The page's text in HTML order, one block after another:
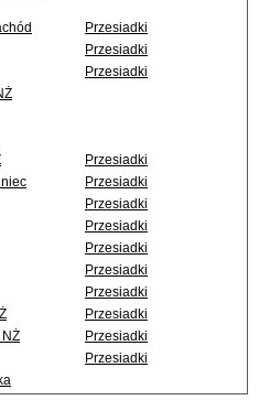
Przesiadki
Przesiadki
Przesiadki
Przesiadki
Przesiadki
Przesiadki
Przesiadki
Przesiadki
Przesiadki
Przesiadki
Przesiadki
NŻ
Przesiadki
Przesiadki